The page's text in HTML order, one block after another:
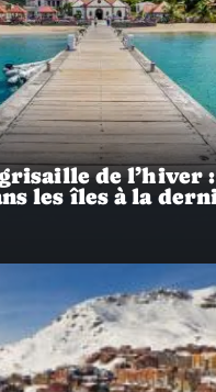
de l’hiver
les îles à la